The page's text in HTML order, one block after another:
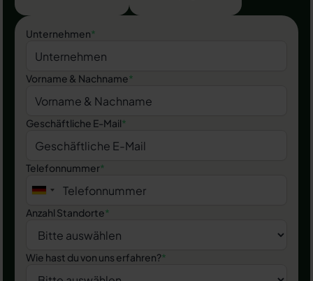
Unternehmen*
Vorname & Nachname*
Geschäftliche E-Mail*
Telefonnummer*
Anzahl Standorte*
Wie hast du von uns erfahren?*